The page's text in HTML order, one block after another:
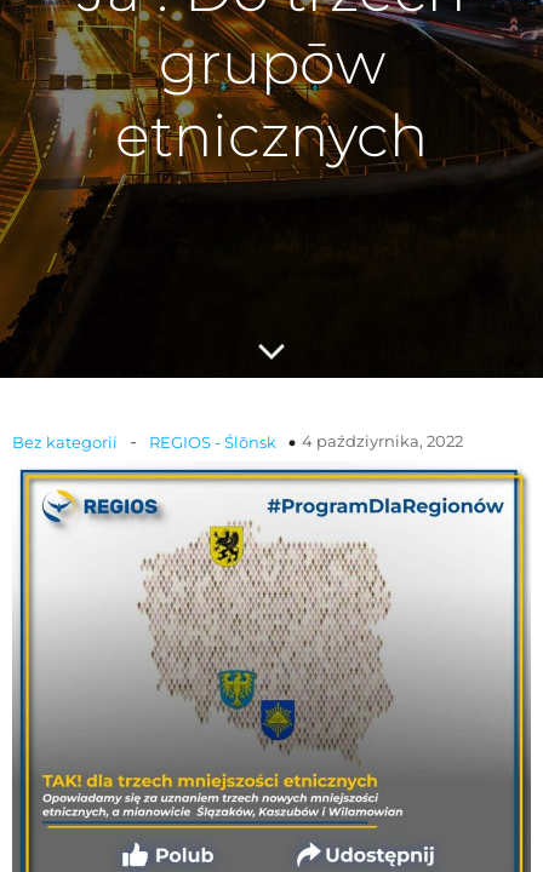
grupōw
etnicznych
Bez kategorii - REGIOS - Ślōnsk 4 paździyrnika, 2022